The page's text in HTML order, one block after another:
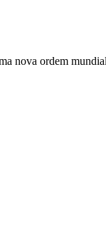
nova ordem